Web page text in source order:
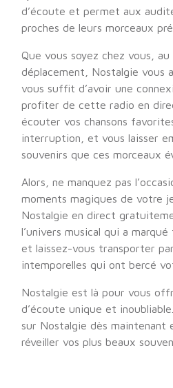
d’écoute et permet aux
proches de leurs morceaux
Que vous soyez chez vous,
déplacement, Nostalgie vous
vous suffit d’avoir une
profiter de cette radio en
écouter vos chansons
interruption, et vous laisser
souvenirs que ces morceaux
Alors, ne manquez pas
moments magiques de votre
Nostalgie en direct
l’univers musical qui a
et laissez-vous transporter
intemporelles qui ont bercé
Nostalgie est là pour vous
d’écoute unique et
sur Nostalgie dès maintenant
réveiller vos plus beaux